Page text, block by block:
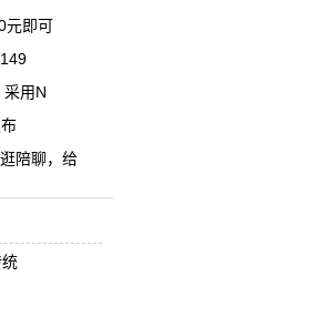
元即可
用N
陪聊，给